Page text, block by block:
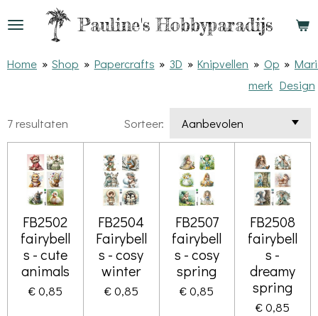
Ga
naar
Pauline'sHobbyparadijs
Home » Shop » Papercrafts » 3D » Knipvellen » Op
merk
»
Design
7 resultaten Sorteer:
FB2502
fairybell
s - cute
animals
€ 0,85
FB2504
Fairybell
s - cosy
winter
€ 0,85
FB2507
fairybell
s - cosy
spring
€ 0,85
FB2508
fairybell
s -
dreamy
spring
€ 0,85